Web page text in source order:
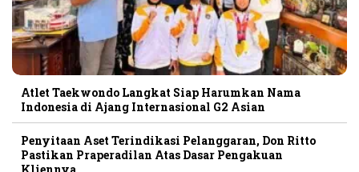
Atlet Taekwondo Langkat Siap Harumkan Nama
Indonesia di Ajang Internasional G2 Asian
Penyitaan Aset Terindikasi Pelanggaran, Don Ritto
Pastikan Praperadilan Atas Dasar Pengakuan